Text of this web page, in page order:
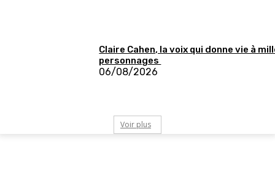
Claire Cahen, la voix qui donne vie à
personnages
06/08/2026
Voir plus